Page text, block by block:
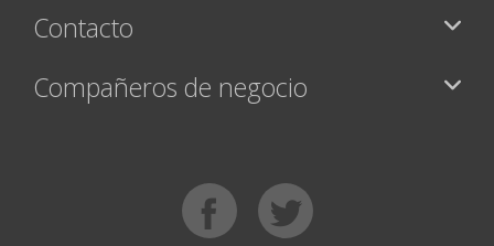
Contacto
Compañeros de negocio